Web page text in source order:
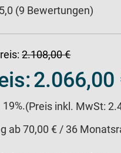
5,0 (9 Bewertungen)
2.108,00 €
2.066,00
(Preis inkl. MwSt:
ab 70,00 € / 36